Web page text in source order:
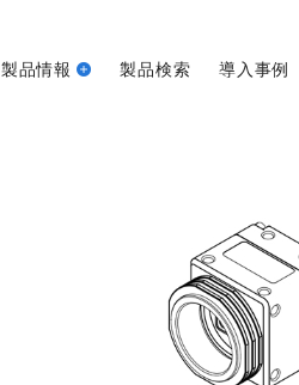
製品情報 製品検索 導入事例